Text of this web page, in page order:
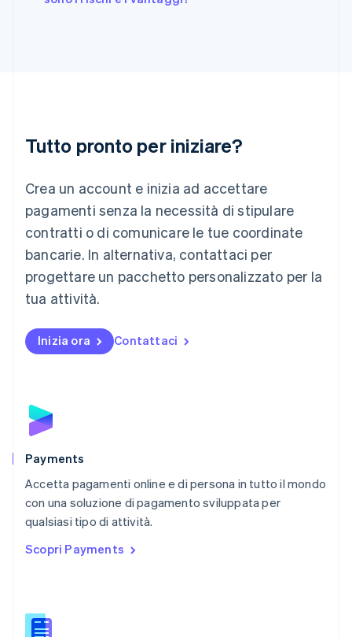
Tutto pronto per iniziare?
Crea un account e inizia ad accettare
pagamenti senza la necessità di stipulare
contratti o di comunicare le tue coordinate
bancarie. In alternativa, contattaci per
progettare un pacchetto personalizzato per la
tua attività.
Inizia ora Contattaci
Payments
Accetta pagamenti online e di persona in tutto il mondo
con una soluzione di pagamento sviluppata per
qualsiasi tipo di attività.
Scopri Payments
Lituania
Lussemburgo
Deutsch English
Malaysia
English 简体中文
Malta
Messico
EspañolEnglish
English
Nuova Zelanda
Polonia
English
Português
English简体中文
Regno Unito
English
English
English